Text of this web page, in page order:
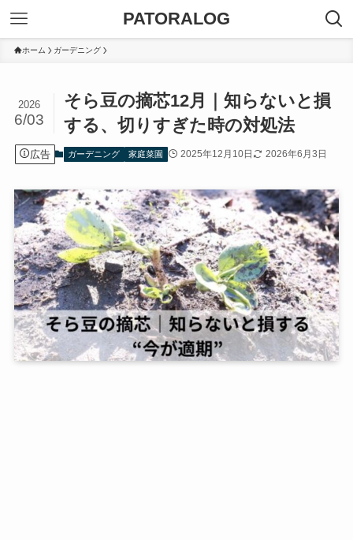
PATORALOG
ホーム ガーデニング
そら豆の摘芯12月｜知らないと損
する、切りすぎた時の対処法
2026
6/03
広告 ガーデニング 家庭菜園 2025年12月10日 2026年6月3日